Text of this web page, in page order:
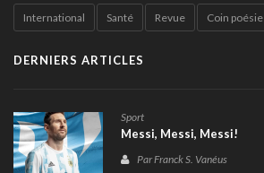
International Santé Revue Coin poésie
DERNIERS ARTICLES
Sport
Messi, Messi, Messi!
Par Franck S. Vanéus